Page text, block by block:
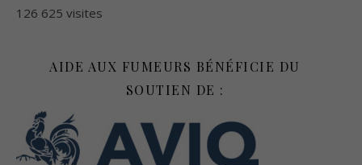
126 625 visites
AIDE AUX FUMEURS BÉNÉFICIE DU
SOUTIEN DE :